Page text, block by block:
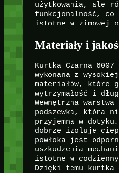
użytkowania, ale
funkcjonalność, co
istotne w zimowej
Materiały i
Kurtka Czarna 6007
wykonana z
materiałów, które
wytrzymałość i
Wewnętrzna
podszewka, która
przyjemna w
dobrze izoluje
powłoka jest
uszkodzenia
istotne w
Dzięki temu kurtka